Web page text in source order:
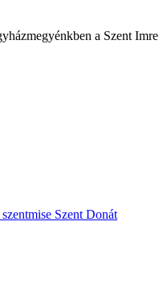
a Szent Imre
Szent Donát